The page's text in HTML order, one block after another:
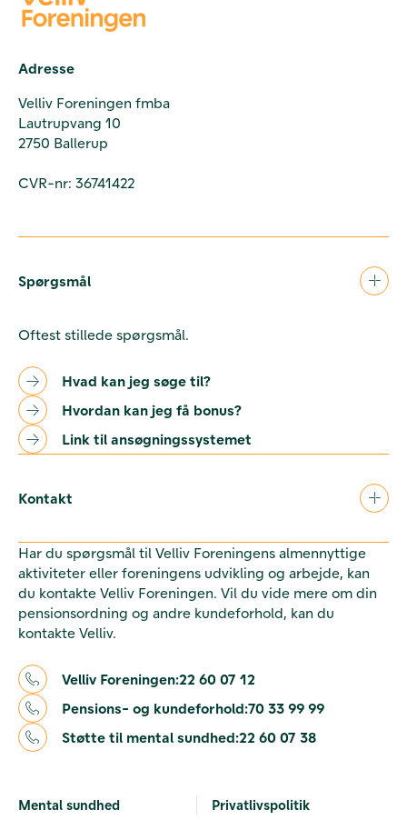
Adresse
Velliv Foreningen fmba
Lautrupvang 10
2750 Ballerup
CVR-nr: 36741422
Spørgsmål
Oftest stillede spørgsmål.
Hvad kan jeg søge til?
Hvordan kan jeg få bonus?
Link til ansøgningssystemet
Kontakt
Har du spørgsmål til Velliv Foreningens almennyttige
aktiviteter eller foreningens udvikling og arbejde, kan
du kontakte Velliv Foreningen. Vil du vide mere om din
pensionsordning og andre kundeforhold, kan du
kontakte Velliv.
Velliv Foreningen:22 60 07 12
Pensions- og kundeforhold:70 33 99 99
Støtte til mental sundhed:22 60 07 38
Mental sundhed Privatlivspolitik